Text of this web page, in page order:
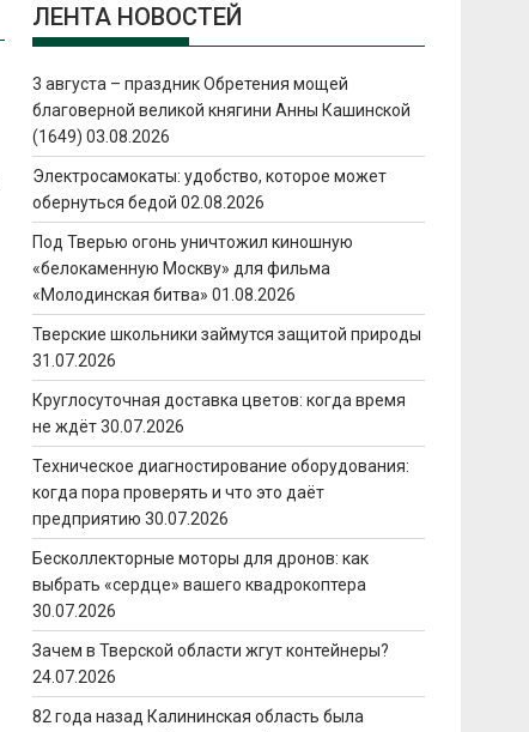
ЛЕНТА НОВОСТЕЙ
3 августа – праздник Обретения мощей
благоверной великой княгини Анны Кашинской
(1649) 03.08.2026
Электросамокаты: удобство, которое может
обернуться бедой 02.08.2026
Под Тверью огонь уничтожил киношную
«белокаменную Москву» для фильма
«Молодинская битва» 01.08.2026
Тверские школьники займутся защитой природы
31.07.2026
Круглосуточная доставка цветов: когда время
не ждёт 30.07.2026
Техническое диагностирование оборудования:
когда пора проверять и что это даёт
предприятию 30.07.2026
Бесколлекторные моторы для дронов: как
выбрать «сердце» вашего квадрокоптера
30.07.2026
Зачем в Тверской области жгут контейнеры?
24.07.2026
82 года назад Калининская область была